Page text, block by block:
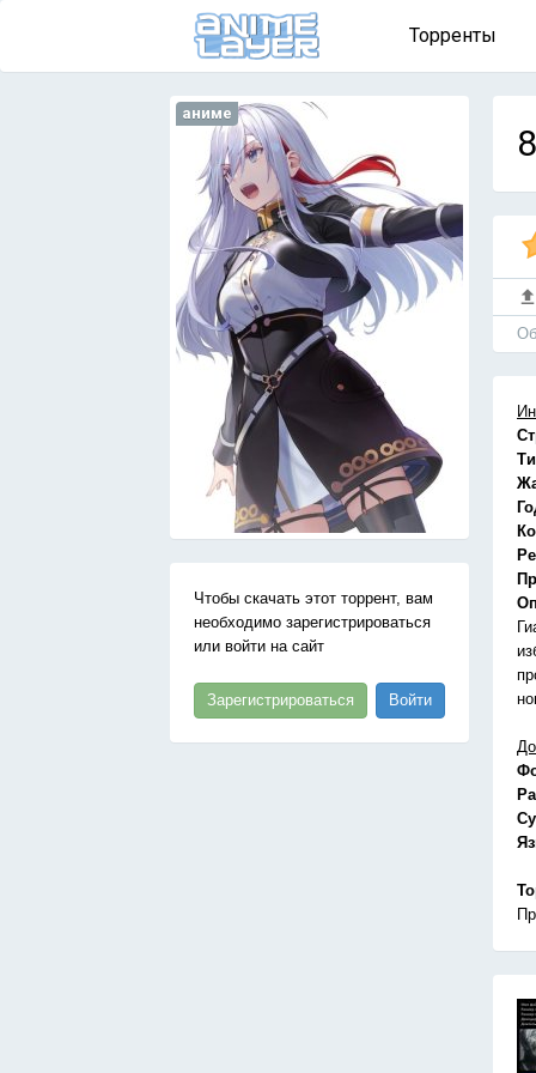
Торренты
аниме
Чтобы скачать этот торрент, вам
необходимо зарегистрироваться
или войти на сайт
Зарегистрироваться Войти